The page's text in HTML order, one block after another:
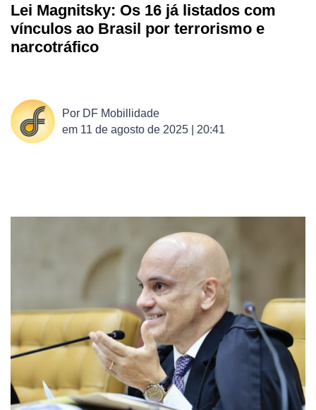
Lei Magnitsky: Os 16 já listados com
vínculos ao Brasil por terrorismo e
narcotráfico
Por DF Mobillidade
em 11 de agosto de 2025 | 20:41